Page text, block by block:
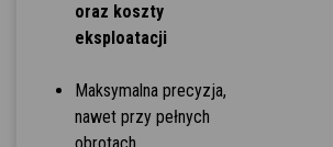
oraz koszty
eksploatacji
Maksymalna precyzja,
nawet przy pełnych